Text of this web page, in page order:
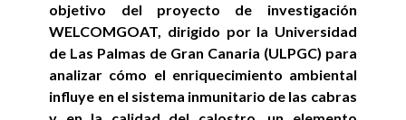
objetivo del proyecto de investigación
WELCOMGOAT, dirigido por la Universidad
de Las Palmas de Gran Canaria (ULPGC) para
analizar cómo el enriquecimiento ambiental
influye en el sistema inmunitario de las cabras